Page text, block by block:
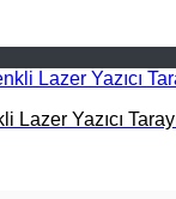
Yazıcı